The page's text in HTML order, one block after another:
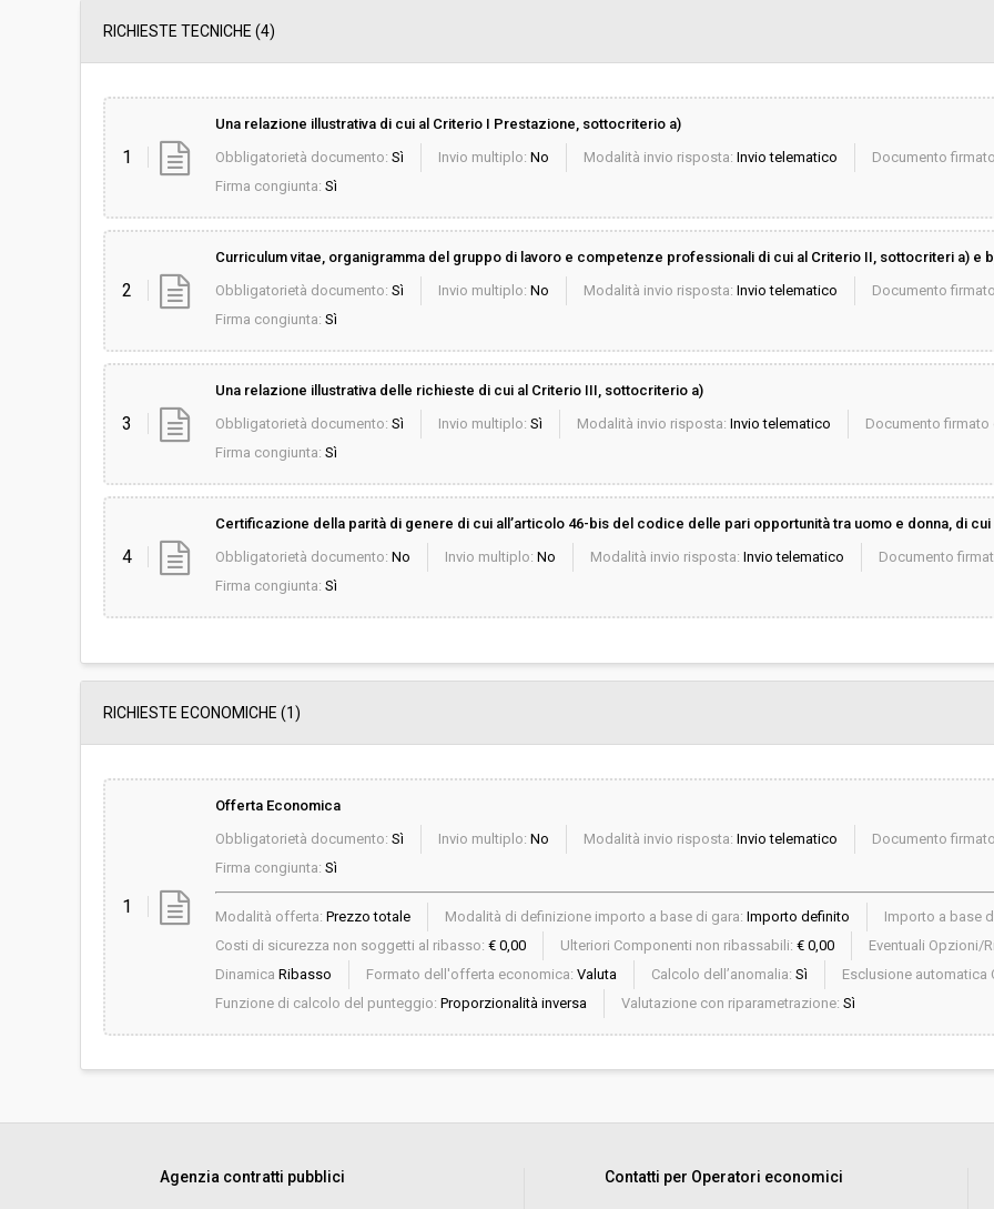
RICHIESTE TECNICHE (4)
1
Una relazione illustrativa di cui al Criterio I Prestazione, sottocriterio a)
Obbligatorietà documento: Sì Invio multiplo: No Modalità invio risposta: Invio telematico Documento
Firma congiunta: Sì
2
Curriculum vitae, organigramma del gruppo di lavoro e competenze professionali di cui al Criterio II, sottocriteri a) e
Obbligatorietà documento: Sì Invio multiplo: No Modalità invio risposta: Invio telematico Documento
Firma congiunta: Sì
3
Una relazione illustrativa delle richieste di cui al Criterio III, sottocriterio a)
Obbligatorietà documento: Sì Invio multiplo: Sì Modalità invio risposta: Invio telematico Documento firmato
Firma congiunta: Sì
4
Certificazione della parità di genere di cui all’articolo 46-bis del codice delle pari opportunità tra uomo e donna, di cui
Obbligatorietà documento: No Invio multiplo: No Modalità invio risposta: Invio telematico Documento
Firma congiunta: Sì
RICHIESTE ECONOMICHE (1)
1
Offerta Economica
Obbligatorietà documento: Sì Invio multiplo: No Modalità invio risposta: Invio telematico Documento
Firma congiunta: Sì
Modalità offerta: Prezzo totale Modalità di definizione importo a base di gara: Importo definito Importo a base
Costi di sicurezza non soggetti al ribasso: € 0,00 Ulteriori Componenti non ribassabili: € 0,00 Eventuali Opzioni/
Dinamica Ribasso Formato dell'offerta economica: Valuta Calcolo dell’anomalia: Sì Esclusione automatica
Funzione di calcolo del punteggio: Proporzionalità inversa Valutazione con riparametrazione: Sì
Agenzia contratti pubblici Contatti per Operatori economici